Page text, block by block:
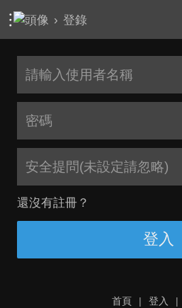
› 登錄
安全提問(未設定請忽略)
還沒有註冊？
登入
首頁 | 登入 |